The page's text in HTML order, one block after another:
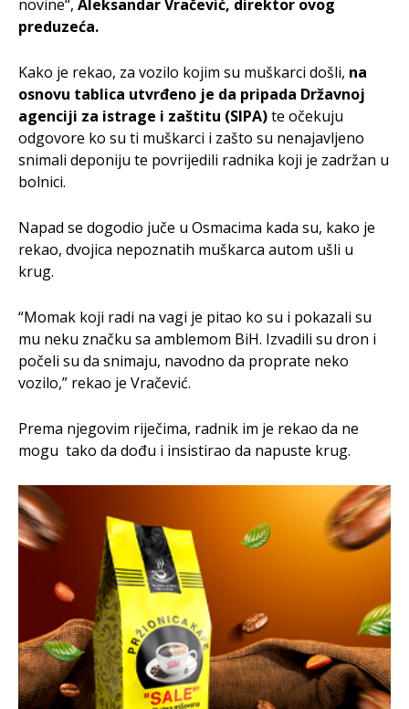
novine“, Aleksandar Vračević, direktor ovog
preduzeća.
Kako je rekao, za vozilo kojim su muškarci došli, na
osnovu tablica utvrđeno je da pripada Državnoj
agenciji za istrage i zaštitu (SIPA)te očekuju
odgovore ko su ti muškarci i zašto su nenajavljeno
snimali deponiju te povrijedili radnika koji je zadržan u
bolnici.
Napad se dogodio juče u Osmacima kada su, kako je
rekao, dvojica nepoznatih muškarca autom ušli u
krug.
“Momak koji radi na vagi je pitao ko su i pokazali su
mu neku značku sa amblemom BiH. Izvadili su dron i
počeli su da snimaju, navodno da proprate neko
vozilo,” rekao je Vračević.
Prema njegovim riječima, radnik im je rekao da ne
mogu tako da dođu i insistirao da napuste krug.